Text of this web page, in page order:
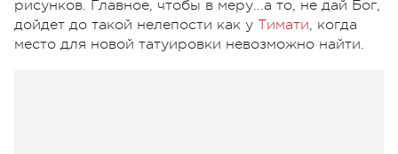
рисунков. Главное, чтобы в меру...а то, не дай Бог,
дойдет до такой нелепости как у Тимати, когда
место для новой татуировки невозможно найти.